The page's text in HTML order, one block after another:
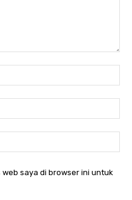
saya di browser ini untuk